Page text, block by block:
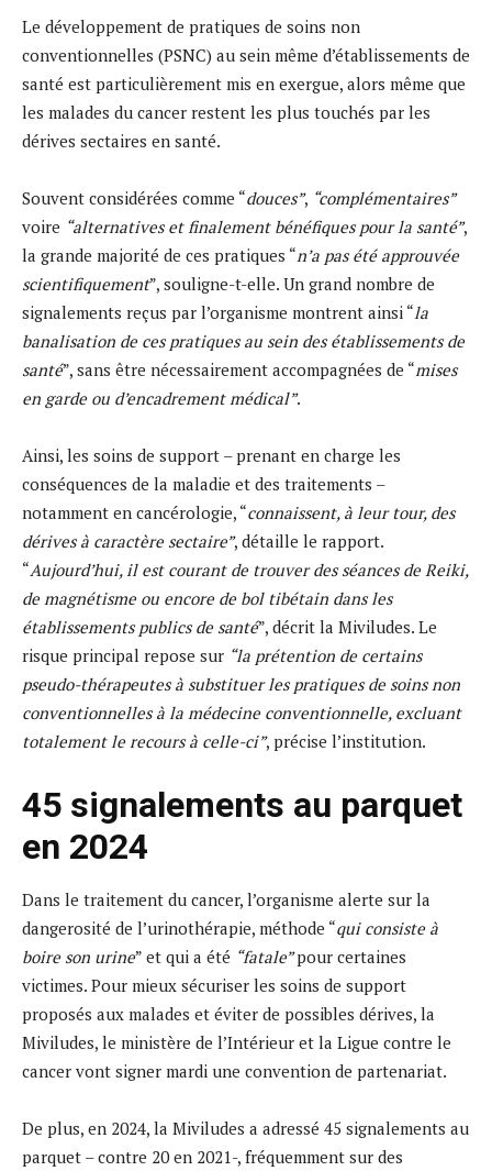
Le développement de pratiques de soins non
conventionnelles (PSNC) au sein même d’établissements de
santé est particulièrement mis en exergue, alors même que
les malades du cancer restent les plus touchés par les
dérives sectaires en santé.
Souvent considérées comme “douces”, “complémentaires”
voire “alternatives et finalement bénéfiques pour la santé”,
la grande majorité de ces pratiques “n’a pas été approuvée
scientifiquement”, souligne-t-elle. Un grand nombre de
signalements reçus par l’organisme montrent ainsi “la
banalisation de ces pratiques au sein des établissements de
santé”, sans être nécessairement accompagnées de “mises
en garde ou d’encadrement médical”.
Ainsi, les soins de support – prenant en charge les
conséquences de la maladie et des traitements –
notamment en cancérologie, “connaissent, à leur tour, des
dérives à caractère sectaire”, détaille le rapport.
“Aujourd’hui, il est courant de trouver des séances de Reiki,
de magnétisme ou encore de bol tibétain dans les
établissements publics de santé”, décrit la Miviludes. Le
risque principal repose sur “la prétention de certains
pseudo-thérapeutes à substituer les pratiques de soins non
conventionnelles à la médecine conventionnelle, excluant
totalement le recours à celle-ci”, précise l’institution.
45 signalements au parquet
en 2024
Dans le traitement du cancer, l’organisme alerte sur la
dangerosité de l’urinothérapie, méthode “qui consiste à
boire son urine” et qui a été “fatale”pour certaines
victimes. Pour mieux sécuriser les soins de support
proposés aux malades et éviter de possibles dérives, la
Miviludes, le ministère de l’Intérieur et la Ligue contre le
cancer vont signer mardi une convention de partenariat.
De plus, en 2024, la Miviludes a adressé 45 signalements au
parquet – contre 20 en 2021-, fréquemment sur des